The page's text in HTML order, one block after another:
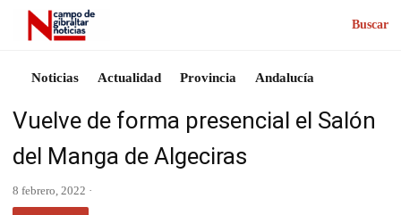
Buscar
Noticias Actualidad Provincia Andalucía
Vuelve de forma presencial el Salón
del Manga de Algeciras
8 febrero, 2022 ·